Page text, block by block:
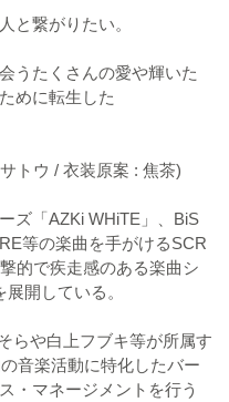
と繋がりたい。
うたくさんの愛や輝いた
めに転生した
トウ / 衣装原案 : 焦茶)
ズ「AZKi WHiTE」、BiS
等の楽曲を手がけるSCR
的で疾走感のある楽曲シ
開している。
らや白上フブキ等が所属す
音楽活動に特化したバー
・マネージメントを行う